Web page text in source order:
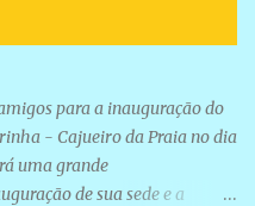
para a inauguração do
- Cajueiro da Praia no dia
uma grande
de sua sede e a